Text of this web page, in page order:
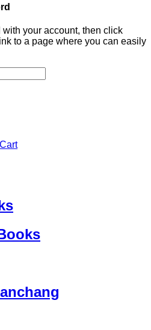
your account, then click
to a page where you can easily